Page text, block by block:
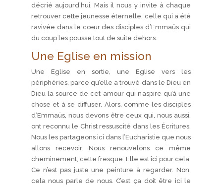
décrié aujourd’hui. Mais il nous y invite à chaque
retrouver cette jeunesse éternelle, celle qui a été
ravivée dans le cœur des disciples d’Emmaüs qui
du coup les pousse tout de suite dehors.
Une Eglise en mission
Une Eglise en sortie, une Eglise vers les
périphéries, parce qu’elle a trouvé dans le Dieu en
Dieu la source de cet amour qui n’aspire qu’à une
chose et à se diffuser. Alors, comme les disciples
d’Emmaüs, nous devons être ceux qui, nous aussi,
ont reconnu le Christ ressuscité dans les Écritures.
Nous les partageons ici dans l’Eucharistie que nous
allons recevoir. Nous renouvelons ce même
cheminement, cette fresque. Elle est ici pour cela.
Ce n’est pas juste une peinture à regarder. Non,
cela nous parle de nous. C’est ça doit être ici le